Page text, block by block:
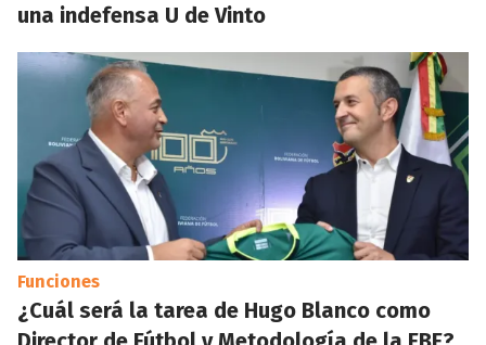
una indefensa U de Vinto
Funciones
¿Cuál será la tarea de Hugo Blanco como